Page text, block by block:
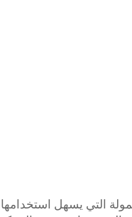
التي يسهل استخدامها